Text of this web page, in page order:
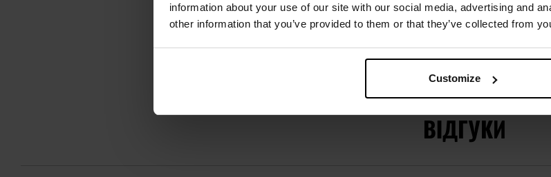
information about your use of our site with our social media, advertising and
other information that you’ve provided to them or that they’ve collected from
Customize
Докладніше
EAN
873750001340
Виробник
Magpul
ВІДГУКИ